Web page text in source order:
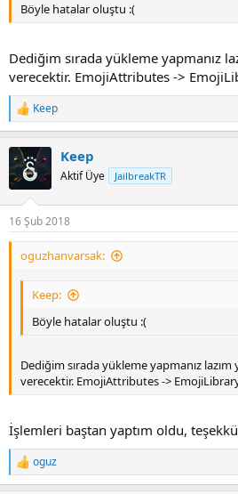
Böyle hatalar oluştu :(
Dediğim sırada yükleme yapmanız
verecektir. EmojiAttributes ->
R
e
c
t
i
n
s
:
Keep
Keep
Aktif Üye JailbreakTR
16 Şub 2018
oguzhanvarsak:
Keep:
Böyle hatalar oluştu :(
Dediğim sırada yükleme yapmanız lazım
verecektir. EmojiAttributes ->
İşlemleri baştan yaptım oldu,
R
e
oguz